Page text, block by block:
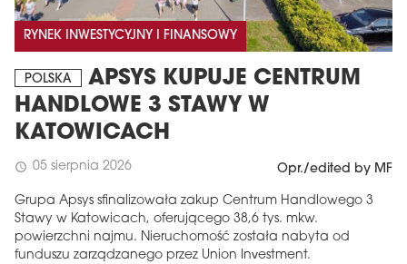
RYNEK INWESTYCYJNY I FINANSOWY
POLSKA
APSYS KUPUJE CENTRUM
HANDLOWE 3 STAWY W
KATOWICACH
schedule 05 sierpnia 2026 Opr./edited by MF
Grupa Apsys sfinalizowała zakup Centrum Handlowego 3
Stawy w Katowicach, oferującego 38,6 tys. mkw.
powierzchni najmu. Nieruchomość została nabyta od
funduszu zarządzanego przez Union Investment.